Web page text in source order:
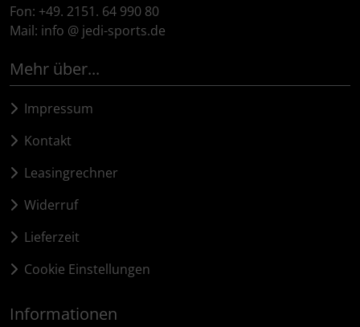
Fon: +49. 2151. 64 990 80
Mail: info @ jedi-sports.de
Mehr über...
Impressum
Kontakt
Leasingrechner
Widerruf
Lieferzeit
Cookie Einstellungen
Informationen